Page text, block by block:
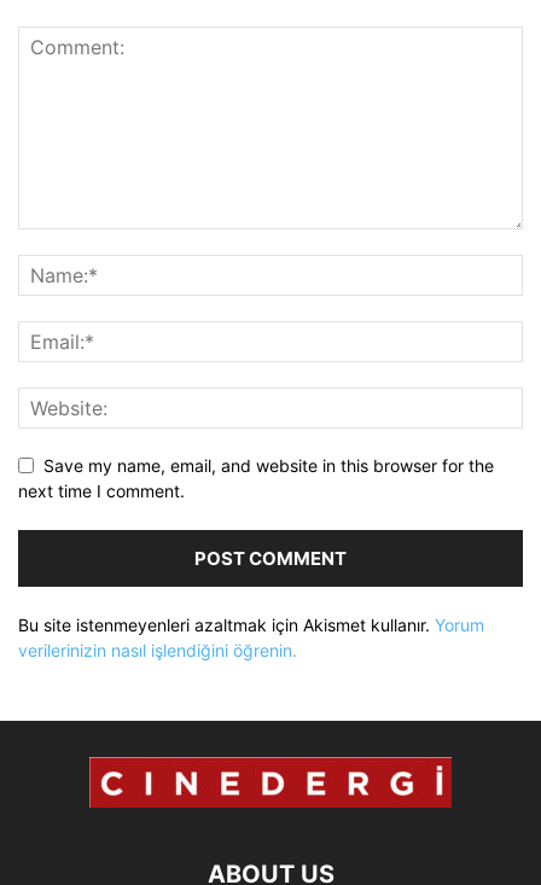
Save my name, email, and website in this browser for the
next time I comment.
Bu site istenmeyenleri azaltmak için Akismet kullanır. Yorum
verilerinizin nasıl işlendiğini öğrenin.
ABOUT US